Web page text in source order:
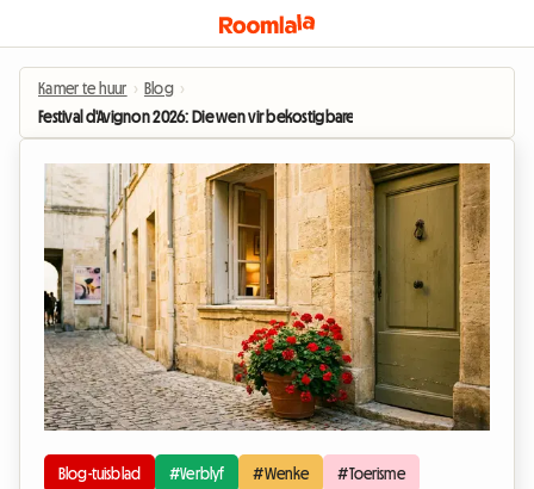
Kamer te huur › Blog ›
Festival d'Avignon 2026: Die wen vir bekostigbare verblyf in die hartjie van
Blog-tuisblad #Verblyf #Wenke #Toerisme